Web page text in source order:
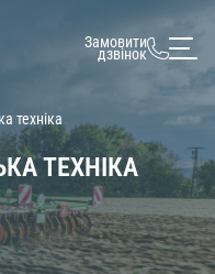
Замовити
дзвінок
техніка
ТЕХНІКА